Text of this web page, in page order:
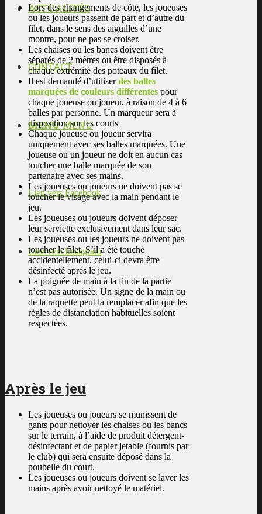
ACTUALITÉS
CONTACT
MENUMENU
Lien vers Facebook
Lien vers Instagram
Lors des changements de côté, les joueuses
ou les joueurs passent de part et d’autre du
filet, dans le sens des aiguilles d’une
montre, pour ne pas se croiser.
Les chaises ou les bancs doivent être
séparés de 2 mètres ou être disposés à
chaque extrémité des poteaux du filet.
Il est demandé d’utiliserdes balles
marquées de couleurs différentes pour
chaque joueuse ou joueur, à raison de 4 à 6
balles par personne. Un marqueur sera à
disposition sur les courts
Chaque joueuse ou joueur servira
uniquement avec ses balles marquées. Une
joueuse ou un joueur ne doit en aucun cas
toucher une balle marquée de son
partenaire avec ses mains.
Les joueuses ou joueurs ne doivent pas se
toucher le visage avec la main pendant le
jeu.
Les joueuses ou joueurs doivent déposer
leur serviette exclusivement dans leur sac.
Les joueuses ou les joueurs ne doivent pas
toucher le filet. S’il a été touché
accidentellement, celui-ci devra être
désinfecté après le jeu.
La poignée de main à la fin de la partie
n’est pas autorisée. Un signe de la main ou
de la raquette peut la remplacer afin que les
règles de distanciation habituelles soient
respectées.
Après le jeu
Les joueuses ou joueurs se munissent de
gants pour nettoyer les chaises ou les bancs
sur le terrain, à l’aide de produit détergent-
désinfectant et de papier jetable (fournis par
le club) qui sera ensuite déposé dans la
poubelle du court.
Les joueuses ou joueurs doivent se laver les
mains après avoir nettoyé le matériel.